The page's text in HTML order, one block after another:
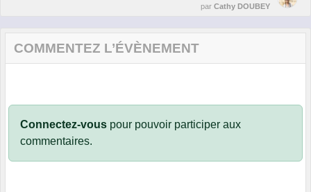
par Cathy DOUBEY
COMMENTEZ L’ÉVÈNEMENT
Connectez-vous pour pouvoir participer aux
commentaires.